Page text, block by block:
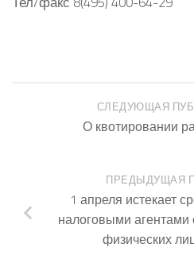
СЛЕДУЮЩАЯ
О квотировании
ПРЕДЫДУЩАЯ
1 апреля истекает
налоговыми
физических